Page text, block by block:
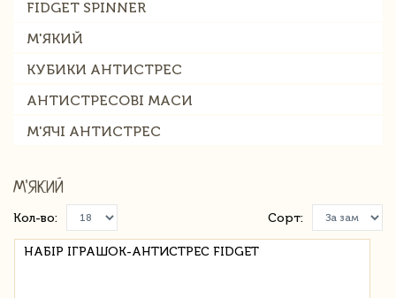
FIDGET SPINNER
М'ЯКИЙ
КУБИКИ АНТИСТРЕС
АНТИСТРЕСОВІ МАСИ
М'ЯЧІ АНТИСТРЕС
М'ЯКИЙ
Кол-во: Сорт:
НАБІР ІГРАШОК-АНТИСТРЕС FIDGET